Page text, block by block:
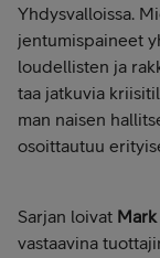
Yhdysvalloissa.
jen­tu­mis­pai­neet
lou­del­lis­ten ja
taa jat­ku­via
man nai­sen
osoit­tau­tuu
Sarjan loivat Mark
vastaavina